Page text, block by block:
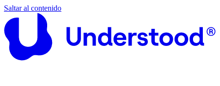
Saltar al contenido